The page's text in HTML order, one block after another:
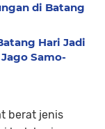
di Batang
Hari Jadi
Samo-
berat jenis